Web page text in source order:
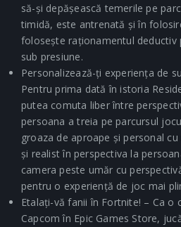
să-și depășească temerile pe
timidă, este antrenată și în
folosește raționamentul deductiv
sub presiune.
Personalizează-ți experiența de
Pentru prima dată în istoria
putea comuta liber între
persoana a treia pe parcursul
groaza de aproape și personal
și realist în perspectiva la
camera peste umăr cu
pentru o experiență de joc mai
Etalați-vă fanii în Fortnite! – Ca o
Capcom în Epic Games Store,